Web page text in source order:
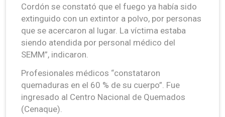
Cordón se constató que el fuego ya había sido
extinguido con un extintor a polvo, por personas
que se acercaron al lugar. La víctima estaba
siendo atendida por personal médico del
SEMM”, indicaron.
Profesionales médicos “constataron
quemaduras en el 60 % de su cuerpo”. Fue
ingresado al Centro Nacional de Quemados
(Cenaque).